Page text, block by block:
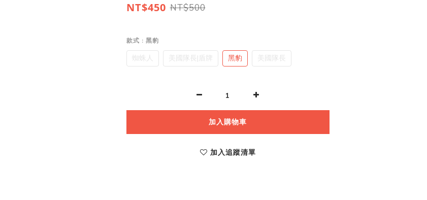
NT$450 NT$500
款式 : 黑豹
蜘蛛人 美國隊長|盾牌 黑豹 美國隊長
加入購物車
加入追蹤清單